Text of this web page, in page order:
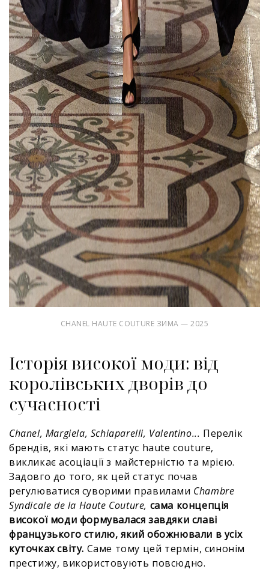
CHANEL HAUTE COUTURE ЗИМА — 2025
Історія високої моди: від
королівських дворів до
сучасності
Chanel, Margiela, Schiaparelli, Valentino... Перелік
брендів, які мають статус haute couture,
викликає асоціації з майстерністю та мрією.
Задовго до того, як цей статус почав
регулюватися суворими правилами Chambre
Syndicale de la Haute Couture, сама концепція
високої моди формувалася завдяки славі
французького стилю, який обожнювали в усіх
куточках світу. Саме тому цей термін, синонім
престижу, використовують повсюдно.